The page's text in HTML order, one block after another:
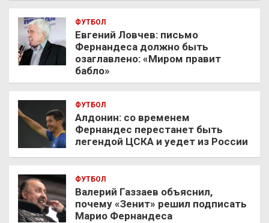
ФУТБОЛ
Евгений Ловчев: письмо
Фернандеса должно быть
озаглавлено: «Миром правит
бабло»
ФУТБОЛ
Алдонин: со временем
Фернандес перестанет быть
легендой ЦСКА и уедет из России
ФУТБОЛ
Валерий Газзаев объяснил,
почему «Зенит» решил подписать
Марио Фернандеса